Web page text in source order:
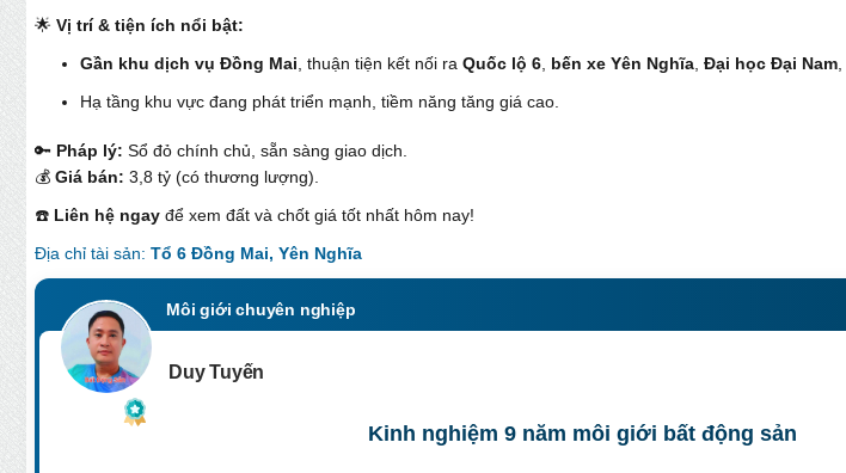
🌟 Vị trí & tiện ích nổi bật:
Gần khu dịch vụ Đồng Mai , thuận tiện kết nối raQuốc lộ 6 bến xe Yên Nghĩa ,Đại học Đại Nam
Hạ tầng khu vực đang phát triển mạnh, tiềm năng tăng giá cao.
🔑 Pháp lý: Sổ đỏ chính chủ, sẵn sàng giao dịch.
💰 Giá bán: 3,8 tỷ (có thương lượng).
☎️ Liên hệ ngay để xem đất và chốt giá tốt nhất hôm nay!
Địa chỉ tài sản: Tổ 6 Đồng Mai, Yên Nghĩa
Môi giới chuyên nghiệp
Duy Tuyến
Kinh nghiệm 9 năm môi giới bất động sản